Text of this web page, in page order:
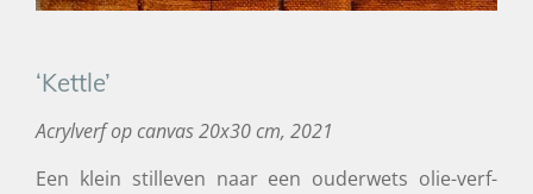
‘Kettle’
Acrylverf op canvas 20x30 cm, 2021
Een klein stilleven naar een ouderwets olie-verf-